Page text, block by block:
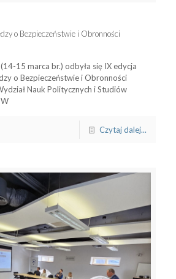
o Bezpieczeństwie i Obronności
15 marca br.) odbyła się IX edycja
o Bezpieczeństwie i Obronności
Nauk Politycznych i Studiów
Czytaj dalej...